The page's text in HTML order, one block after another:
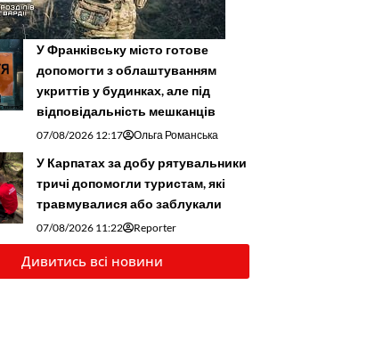
У Франківську місто готове
допомогти з облаштуванням
укриттів у будинках, але під
відповідальність мешканців
07/08/2026 12:17 Ольга Романська
У Карпатах за добу рятувальники
тричі допомогли туристам, які
травмувалися або заблукали
07/08/2026 11:22 Reporter
Дивитись всі новини